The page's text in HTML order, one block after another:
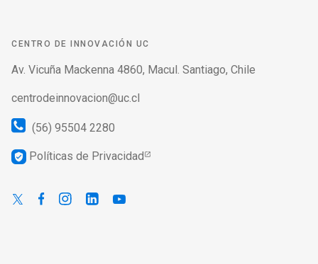
CENTRO DE INNOVACIÓN UC
Av. Vicuña Mackenna 4860, Macul. Santiago, Chile
centrodeinnovacion@uc.cl
(56) 95504 2280
verified_user Políticas de Privacidad